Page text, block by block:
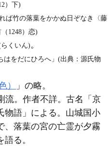
）下)
ば竹の落葉をかかぬ日ぞなき〈藤
1248）恋)
くいん)。
はをだにひろへ」(出典：源氏物
）
」の略。
流。作者不詳。古名「京
物語」による。山城国小
、落葉の宮の亡霊が夕霧
る。